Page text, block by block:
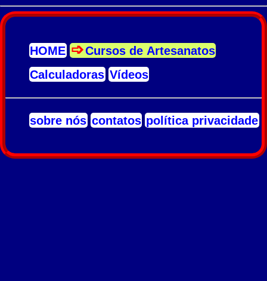
HOME
Cursos de Artesanatos
Calculadoras Vídeos
sobre nós contatos política privacidade